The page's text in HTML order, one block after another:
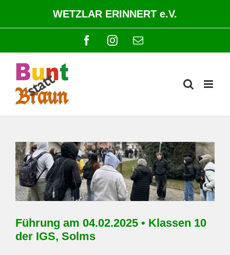
springen
WETZLAR ERINNERT e.V.
FacebookInstagram
E-
Mail
Zeige
grösseres
Bild
Führung am 04.02.2025 • Klassen 10
der IGS, Solms